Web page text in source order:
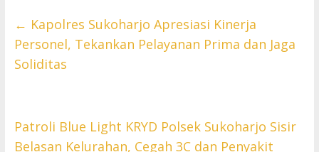
← Kapolres Sukoharjo Apresiasi Kinerja
Personel, Tekankan Pelayanan Prima dan Jaga
Soliditas
Patroli Blue Light KRYD Polsek Sukoharjo Sisir
Belasan Kelurahan, Cegah 3C dan Penyakit